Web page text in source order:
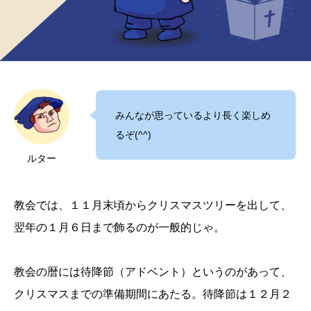
ルター
みんなが思っているより長く楽しめ
るぞ(^^)
教会では、１１月末頃からクリスマスツリーを出して、
翌年の１月６日まで飾るのが一般的じゃ。
教会の暦には待降節（アドベント）というのがあって、
クリスマスまでの準備期間にあたる。待降節は１２月２